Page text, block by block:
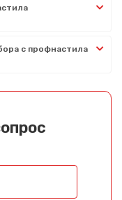
с профнастила